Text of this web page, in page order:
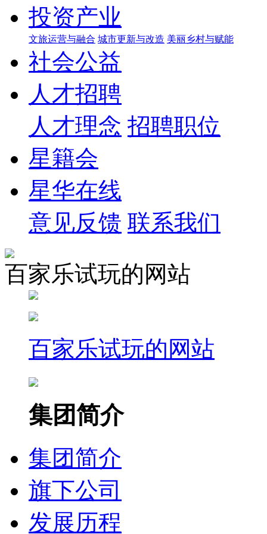
投资产业
文旅运营与融合 城市更新与改造 美丽乡村与赋能
社会公益
人才招聘
人才理念 招聘职位
星籍会
星华在线
意见反馈 联系我们
百家乐试玩的网站
百家乐试玩的网站
集团简介
集团简介
旗下公司
发展历程